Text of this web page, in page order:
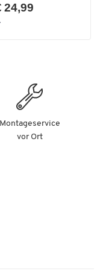
24,99
Montageservice
vor Ort